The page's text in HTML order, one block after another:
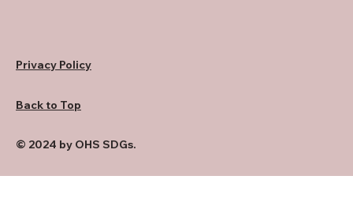
Privacy Policy
Back to Top
© 2024 by OHS SDGs.